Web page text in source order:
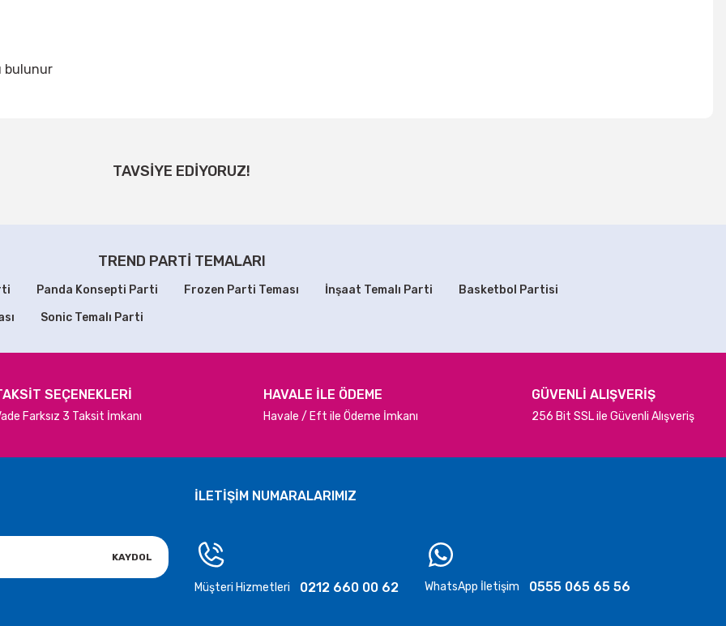
bulunur
Bu ürüne ilk yorumu siz yapın!
TAVSİYE EDİYORUZ!
80,00 TL
Ya Şehri Ramazan Hediyelik Sabunlar
75,00 TL
Hoşgeldin Ramazan Yazısı Büyük Boy
79,90 TL
Hoşgeldin Ya Şehri Ramazan Bayrak Süs
STOKTA YOK
Ramazan Ayı Masa Servis Tabakları
TREND PARTİ TEMALARI
Panda Konsepti Parti Frozen Parti Teması İnşaat Temalı Parti
Basketbol Partisi
Sonic Temalı Parti
SEÇENEKLERİ
Farksız 3 Taksit İmkanı
HAVALE İLE ÖDEME
Havale / Eft ile Ödeme İmkanı
GÜVENLİ ALIŞVERİŞ
256 Bit SSL ile Güvenli Alışveriş
KAYDOL
İLETİŞİM NUMARALARIMIZ
Müşteri Hizmetleri 0212 660 00 62 WhatsApp İletişim 0555 065 65 56